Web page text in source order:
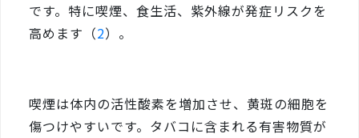
です。特に喫煙、食生活、紫外線が発症リスクを
高めます（2）。
喫煙は体内の活性酸素を増加させ、黄斑の細胞を
傷つけやすいです。タバコに含まれる有害物質が